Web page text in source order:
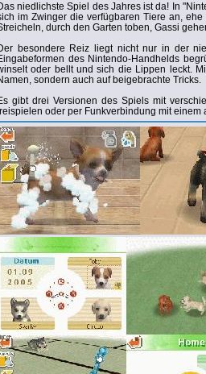
niedlichste Spiel des Jahres ist da! In
im Zwinger die verfügbaren Tiere an,
durch den Garten toben, Gassi
besondere Reiz liegt nicht nur in der
des Nintendo-Handhelds
oder bellt und sich die Lippen leckt.
sondern auch auf beigebrachte Tricks.
gibt drei Versionen des Spiels mit
oder per Funkverbindung mit einem